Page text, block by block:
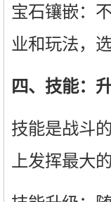
宝石镶嵌：
业和玩法，
四、技能：
技能是战斗
上发挥最大